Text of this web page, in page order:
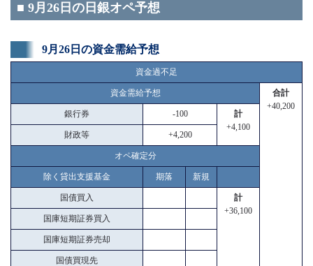
■ 9月26日の日銀オペ予想
9月26日の資金需給予想
資金過不足
資金需給予想
合計
+40,200
銀行券 -100
計
+4,100
財政等 +4,200
オペ確定分
除く貸出支援基金 期落 新規
国債買入
計
+36,100
国庫短期証券買入
国庫短期証券売却
国債買現先